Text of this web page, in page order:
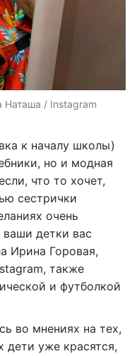
Наташа / Instagram
к началу школы)
но и модная
что то хочет,
сестрички
очень
детки вас
Ирина Горовая,
также
и футболкой
во мнениях на тех,
дети уже красятся,